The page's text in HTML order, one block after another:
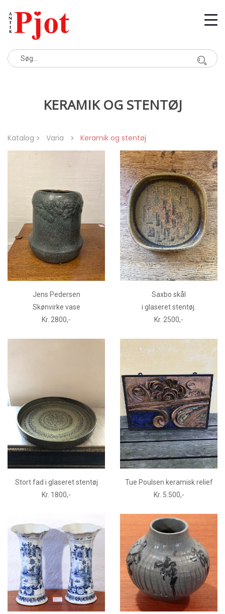
KERAMIK OG STENTØJ
Katalog Varia Keramik og stentøj
Jens Pedersen
Skønvirke vase
Kr. 2800,-
Saxbo skål
i glaseret stentøj.
Kr. 2500,-
Stort fad i glaseret stentøj
Kr. 1800,-
Tue Poulsen keramisk relief
Kr. 5.500,-